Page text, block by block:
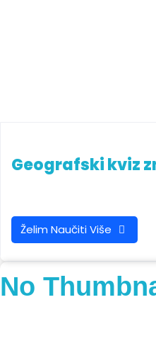
Geografski kviz
Želim Naučiti Više
No